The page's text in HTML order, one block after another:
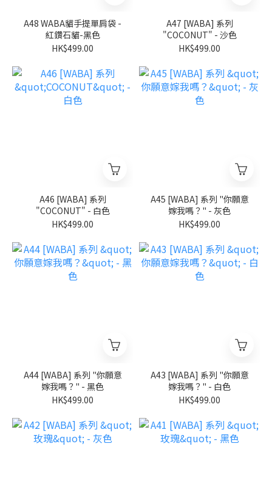
A48 WABA貓手提單肩袋 -
紅鑽石貓-黑色
HK$499.00
A47 [WABA] 系列
"COCONUT" - 沙色
HK$499.00
A46 [WABA] 系列
"COCONUT" - 白色
HK$499.00
A45 [WABA] 系列 "你願意
嫁我嗎？" - 灰色
HK$499.00
A44 [WABA] 系列 "你願意
嫁我嗎？" - 黑色
HK$499.00
A43 [WABA] 系列 "你願意
嫁我嗎？" - 白色
HK$499.00